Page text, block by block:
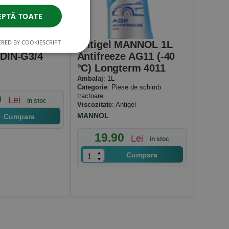
Butoi
G3/4
Lei in stoc
Cumpara
Antigel MANNOL 1L
Antifreeze AG11 (-40
°C) Longterm 4011
Ambalaj: 1L
Categorie: Piese de schimb
tractoare
Viscozitate: Antigel
MANNOL
19.90 Lei in stoc
Cumpara
TOATE
BY COOKIESCRIPT